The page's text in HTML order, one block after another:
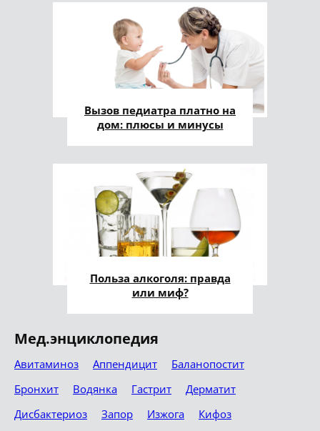
Вызов педиатра платно на
дом: плюсы и минусы
Польза алкоголя: правда
или миф?
Мед.энциклопедия
Авитаминоз Аппендицит
Баланопостит
Бронхит
Водянка Гастрит
Дерматит
Дисбактериоз
Запор Изжога
Кифоз